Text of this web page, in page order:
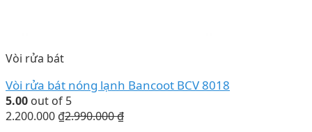
Vòi rửa bát
Vòi rửa bát nóng lạnh Bancoot BCV 8018
5.00 out of 5
2.200.000 ₫2.990.000₫